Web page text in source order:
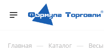
Главная — Каталог — Весы